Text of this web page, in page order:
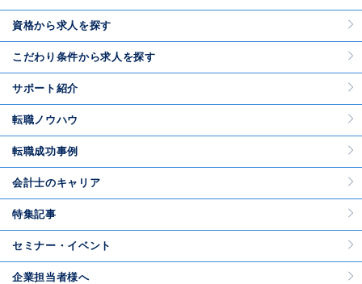
資格から求人を探す
こだわり条件から求人を探す
サポート紹介
転職ノウハウ
転職成功事例
会計士のキャリア
特集記事
セミナー・イベント
企業担当者様へ